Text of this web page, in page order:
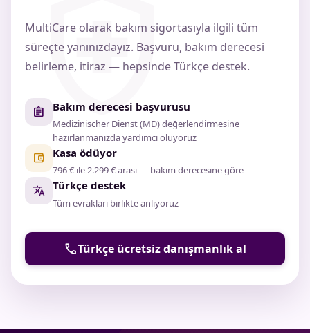
health_and_safety
MultiCare olarak bakım sigortasıyla ilgili tüm
süreçte yanınızdayız. Başvuru, bakım derecesi
belirleme, itiraz — hepsinde Türkçe destek.
assignment Bakım derecesi başvurusu
Medizinischer Dienst (MD) değerlendirmesine
hazırlanmanızda yardımcı oluyoruz
account_balance_wallet Kasa ödüyor
796 € ile 2.299 € arası — bakım derecesine göre
translate Türkçe destek
Tüm evrakları birlikte anlıyoruz
phoneTürkçe ücretsiz danışmanlık al